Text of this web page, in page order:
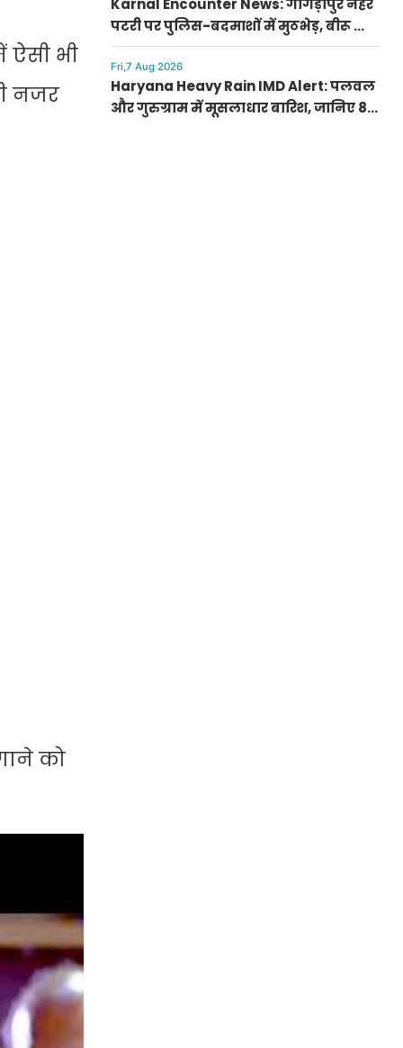
ऐसी भी
नजर
को
Karnal Encounter News: गोगड़ीपुर नहर
पटरी पर पुलिस-बदमाशों में मुठभेड़, बीरू की
हत्या करने वाले 2 शूटर अस्पताल में मृत घोषित
Fri,7 Aug 2026
Haryana Heavy Rain IMD Alert: पलवल
और गुरुग्राम में मूसलाधार बारिश, जानिए 8